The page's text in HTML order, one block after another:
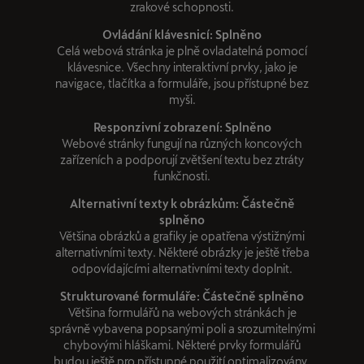
zrakové schopnosti.
Ovládání klávesnicí: Splněno
Celá webová stránka je plně ovladatelná pomocí
klávesnice. Všechny interaktivní prvky, jako je
navigace, tlačítka a formuláře, jsou přístupné bez
myši.
Responzivní zobrazení: Splněno
Webové stránky fungují na různých koncových
zařízeních a podporují zvětšení textu bez ztráty
funkčnosti.
Alternativní texty k obrázkům: Částečně
splněno
Většina obrázků a grafiky je opatřena výstižnými
alternativními texty. Některé obrázky je ještě třeba
odpovídajícími alternativními texty doplnit.
Strukturované formuláře: Částečně splněno
Většina formulářů na webových stránkách je
správně vybavena popsanými poli a srozumitelnými
chybovými hláškami. Některé prvky formulářů
budou ještě pro přístupné použití optimalizovány.